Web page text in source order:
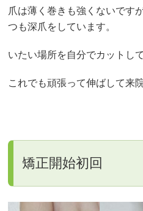
爪は薄く巻きも強くないです
つも深爪をしています。
いたい場所を自分でカットし
これでも頑張って伸ばして来
矯正開始初回